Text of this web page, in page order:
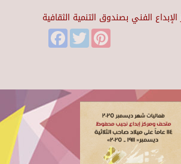
الفني بصندوق التنمية الثقافية
FacebookTwitter